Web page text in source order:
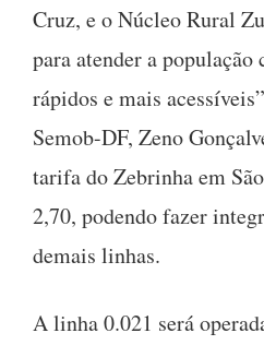
Cruz, e o Núcleo Rural
para atender a população
rápidos e mais
Semob-DF, Zeno
tarifa do Zebrinha em
2,70, podendo fazer
demais linhas.
A linha 0.021 será